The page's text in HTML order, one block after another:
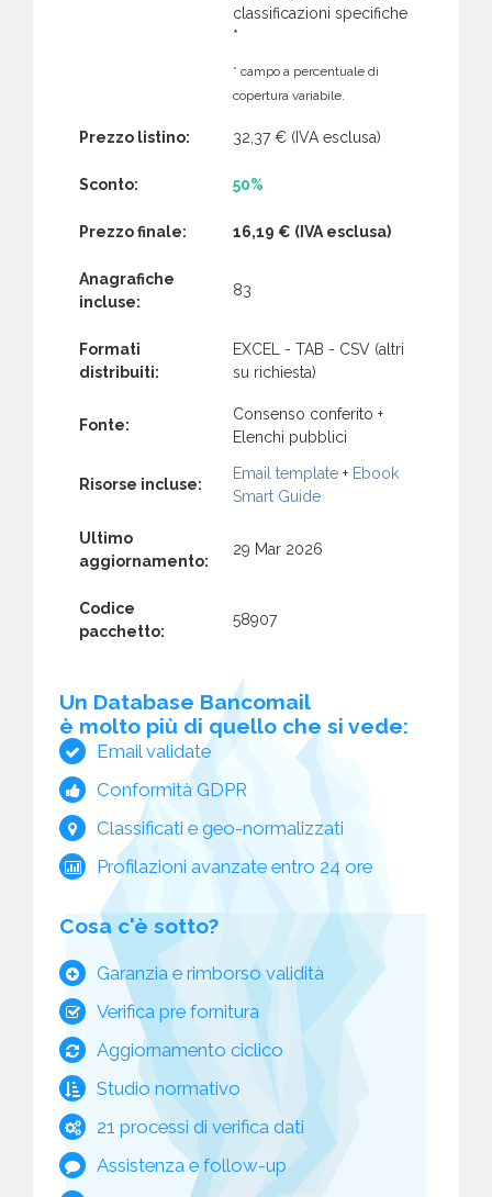
classificazioni specifiche
*
* campo a percentuale di
copertura variabile.
Prezzo listino: 32,37 € (IVA esclusa)
Sconto: 50%
Prezzo finale: 16,19 € (IVA esclusa)
Anagrafiche
incluse:
83
Formati
distribuiti:
EXCEL - TAB - CSV (altri
su richiesta)
Fonte:
Consenso conferito +
Elenchi pubblici
Risorse incluse:
Email template + Ebook
Smart Guide
Ultimo
aggiornamento:
29 Mar 2026
Codice
pacchetto:
58907
Un Database Bancomail
è molto più di quello che si vede:
Email validate
Conformità GDPR
Classificati e geo-normalizzati
Profilazioni avanzate entro 24 ore
Cosa c'è sotto?
Garanzia e rimborso validità
Verifica pre fornitura
Aggiornamento ciclico
Studio normativo
21 processi di verifica dati
Assistenza e follow-up